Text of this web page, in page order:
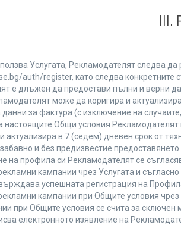
Услугата, Рекламодателят следва
auth/register, като следва конкретните
е длъжен да предостави пълни и верни
може да коригира и
за фактура (с изключение на
настоящите Общи условия Рекламодателят
актуализира в 7 (седем) дневен срок от
и без предизвестие
на профила си Рекламодателят се
кампании чрез Услугата и
успешната регистрация на
кампании при Общите условия
при Общите условия се счита за
електронното изявление на